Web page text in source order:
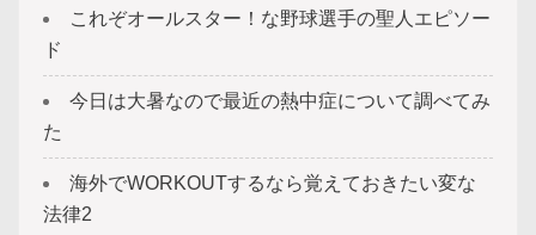
これぞオールスター！な野球選手の聖人エピソー
ド
今日は大暑なので最近の熱中症について調べてみ
た
海外でWORKOUTするなら覚えておきたい変な
法律2